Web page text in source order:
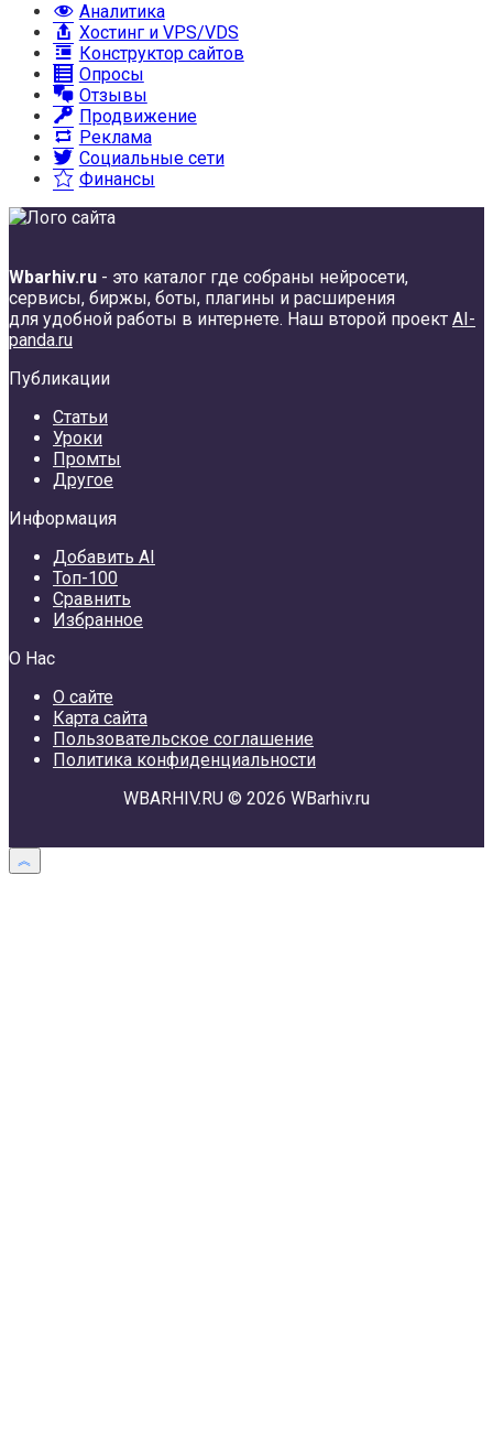
Аналитика
Хостинг и VPS/VDS
Конструктор сайтов
Опросы
Отзывы
Продвижение
Реклама
Социальные сети
Финансы
Wbarhiv.ru - это каталог где собраны нейросети,
сервисы, биржы, боты, плагины и расширения
для удобной работы в интернете. Наш второй проект AI-
panda.ru
Публикации
Статьи
Уроки
Промты
Другое
Информация
Добавить AI
Топ-100
Сравнить
Избранное
О Нас
О сайте
Карта сайта
Пользовательское соглашение
Политика конфиденциальности
WBARHIV.RU © 2026 WBarhiv.ru